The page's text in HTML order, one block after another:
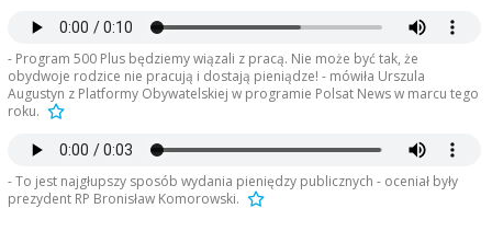
- Program 500 Plus będziemy wiązali z pracą. Nie może być tak, że
obydwoje rodzice nie pracują i dostają pieniądze! - mówiła Urszula
Augustyn z Platformy Obywatelskiej w programie Polsat News w marcu tego
roku.
- To jest najgłupszy sposób wydania pieniędzy publicznych - oceniał były
prezydent RP Bronisław Komorowski.
NIE STRASZ NIE STRASZ BO SIE .... ;)
Jan Kowalski 2019-10-02, godz. 20:37
Jan Kowalski 2019-10-02, godz. 20:39
ALE BIEDAS NITRAS !